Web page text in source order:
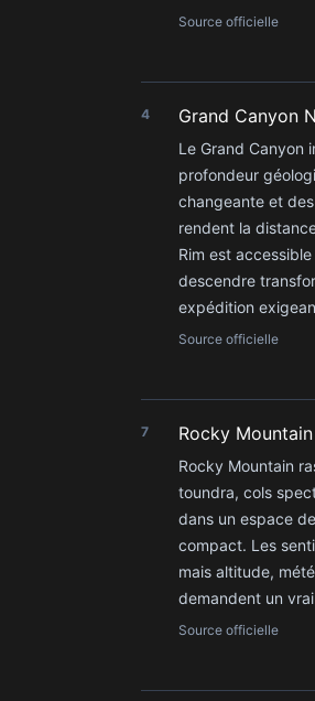
Source officielle
4 Grand Canyon
Le Grand Canyon
profondeur
changeante et
rendent la
Rim est
descendre
expédition
Source officielle
7 Rocky
Rocky Mountain
toundra, cols
dans un espace
compact. Les
mais altitude,
demandent un
Source officielle